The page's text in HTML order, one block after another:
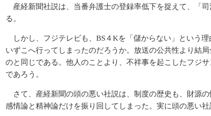
産経新聞社説は、当番弁護士の登録率低下を捉えて、「
る。
しかし、フジテレビも、BS４Kを「儲からない」という
いずこへ行ってしまったのだろうか。放送の公共性より結
のと同じである。他人のことより、不祥事を起こしたフジ
であろう。
さて、産経新聞の頭の悪い社説は、制度の歴史も、財源
感情論と精神論だけを振り回してしまった。実に頭の悪い